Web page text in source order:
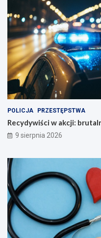
POLICJA PRZESTĘPSTWA
Recydywiści w akcji:
9 sierpnia 2026